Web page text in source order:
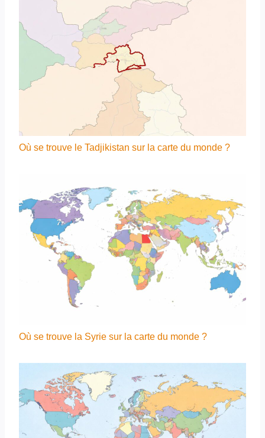
Où se trouve le Tadjikistan sur la carte du monde ?
Où se trouve la Syrie sur la carte du monde ?